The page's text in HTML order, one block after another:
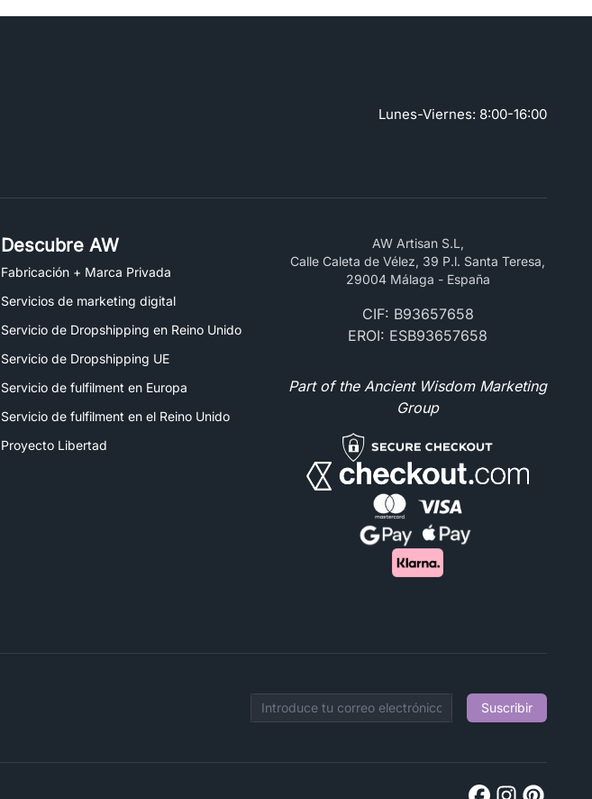
Lunes-Viernes: 8:00-16:00
Descubre AW
Fabricación + Marca Privada
Servicios de marketing digital
Servicio de Dropshipping en Reino Unido
Servicio de Dropshipping UE
Servicio de fulfilment en Europa
Servicio de fulfilment en el Reino Unido
Proyecto Libertad
AW Artisan S.L,
Calle Caleta de Vélez, 39 P.l. Santa Teresa,
29004 Málaga - España
CIF: B93657658
EROI: ESB93657658
Part of the Ancient Wisdom Marketing
Group
Email address
Suscribir